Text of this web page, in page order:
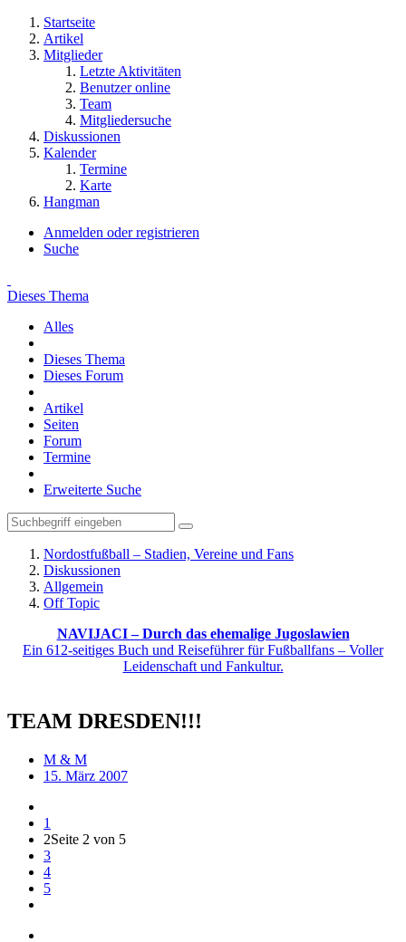
Startseite
Artikel
Mitglieder
Letzte Aktivitäten
Benutzer online
Team
Mitgliedersuche
Diskussionen
Kalender
Termine
Karte
Hangman
Anmelden oder registrieren
Suche
Dieses Thema
Alles
Dieses Thema
Dieses Forum
Artikel
Seiten
Forum
Termine
Erweiterte Suche
Nordostfußball – Stadien, Vereine und Fans
Diskussionen
Allgemein
Off Topic
NAVIJACI – Durch das ehemalige Jugoslawien
Ein 612-seitiges Buch und Reiseführer für Fußballfans – Voller
Leidenschaft und Fankultur.
TEAM DRESDEN!!!
M & M
15. März 2007
1
2Seite 2 von 5
3
4
5